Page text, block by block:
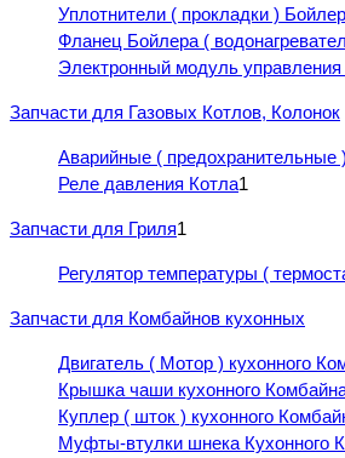
Уплотнители ( прокладки )
Фланец Бойлера (
Электронный модуль
Запчасти для Газовых Котлов, Колонок
Аварийные ( предохранительные
Реле давления Котла1
Запчасти для Гриля1
Регулятор температуры (
Запчасти для Комбайнов кухонных
Двигатель ( Мотор ) кухонного
Крышка чаши кухонного
Куплер ( шток ) кухонного
Муфты-втулки шнека Кухонного